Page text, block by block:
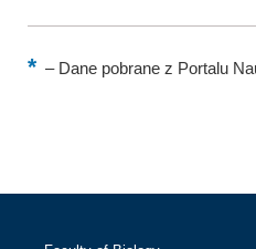
–Dane pobrane z Portalu